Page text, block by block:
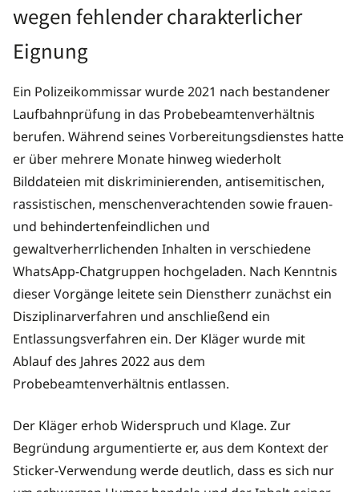
wegen fehlender charakterlicher
Eignung
Ein Polizeikommissar wurde 2021 nach bestandener
Laufbahnprüfung in das Probebeamtenverhältnis
berufen. Während seines Vorbereitungsdienstes hatte
er über mehrere Monate hinweg wiederholt
Bilddateien mit diskriminierenden, antisemitischen,
rassistischen, menschenverachtenden sowie frauen-
und behindertenfeindlichen und
gewaltverherrlichenden Inhalten in verschiedene
WhatsApp-Chatgruppen hochgeladen. Nach Kenntnis
dieser Vorgänge leitete sein Dienstherr zunächst ein
Disziplinarverfahren und anschließend ein
Entlassungsverfahren ein. Der Kläger wurde mit
Ablauf des Jahres 2022 aus dem
Probebeamtenverhältnis entlassen.
Der Kläger erhob Widerspruch und Klage. Zur
Begründung argumentierte er, aus dem Kontext der
Sticker-Verwendung werde deutlich, dass es sich nur